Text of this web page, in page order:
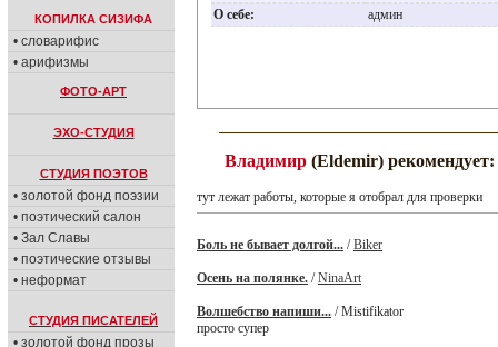
КОПИЛКА СИЗИФА
• словарифис
• арифизмы
ФОТО-АРТ
ЭХО-СТУДИЯ
СТУДИЯ ПОЭТОВ
• золотой фонд поэзии
• поэтический салон
• Зал Славы
• поэтические отзывы
• неформат
СТУДИЯ ПИСАТЕЛЕЙ
• золотой фонд прозы
О себе:
админ
Владимир (Eldemir) рекомендует:
тут лежат работы, которые я отобрал для проверки
Боль не бывает долгой... /Biker
Осень на полянке. /NinaArt
Волшебство напиши... / Mistifikator
просто супер